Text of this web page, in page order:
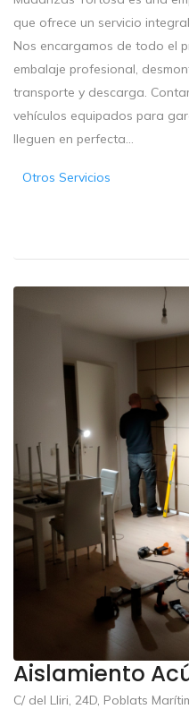
que ofrece un servicio
Nos encargamos de todo el
embalaje profesional,
transporte y descarga.
vehículos equipados para
lleguen en perfecta...
Otros Servicios
Aislamiento
C/ del Lliri, 24D, Poblats